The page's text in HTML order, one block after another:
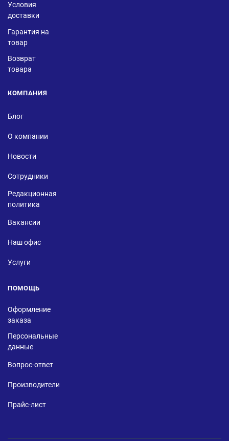
Условия
доставки
Гарантия на
товар
Возврат
товара
КОМПАНИЯ
Блог
О компании
Новости
Сотрудники
Редакционная
политика
Вакансии
Наш офис
Услуги
ПОМОЩЬ
Оформление
заказа
Персональные
данные
Вопрос-ответ
Производители
Прайс-лист